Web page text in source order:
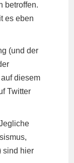
betroffen.
es eben
(und der
diesem
Twitter
sind hier